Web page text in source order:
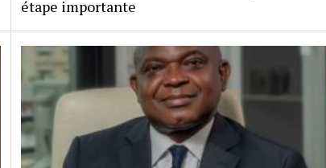
étape importante